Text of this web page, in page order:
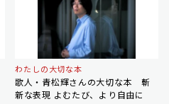
わたしの大切な本
歌人・青松輝さんの大切な本 斬
新な表現 よむたび、より自由に